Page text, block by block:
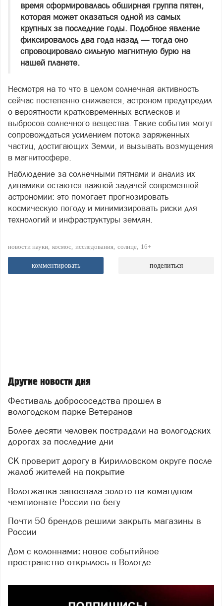
время сформировалась обширная группа пятен,
которая может оказаться одной из самых
крупных за последние годы. Подобное явление
фиксировалось два года назад — тогда оно
спровоцировало сильную магнитную бурю на
нашей планете.
Несмотря на то что в целом солнечная активность
сейчас постепенно снижается, астроном предупредил
о вероятности кратковременных всплесков и
выбросов солнечного вещества. Такие события могут
сопровождаться усилением потока заряженных
частиц, достигающих Земли, и вызывать возмущения
в магнитосфере.
Наблюдение за солнечными пятнами и анализ их
динамики остаются важной задачей современной
астрономии: это помогает прогнозировать
космическую погоду и минимизировать риски для
технологий и инфраструктуры землян.
новости науки космос исследования солнце 16+
комментировать поделиться
Другие новости дня
Фестиваль добрососедства прошел в
вологодском парке Ветеранов
Более десяти человек пострадали на вологодских
дорогах за последние дни
СК проверит дорогу в Кирилловском округе после
жалоб жителей на покрытие
Вологжанка завоевала золото на командном
чемпионате России по бегу
Почти 50 брендов решили закрыть магазины в
России
Дом с колоннами: новое событийное
пространство открылось в Вологде